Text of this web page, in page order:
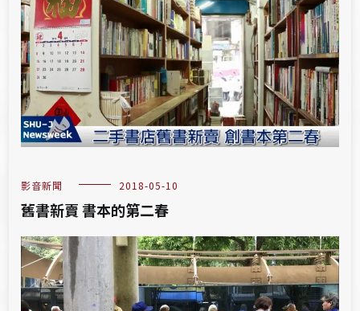
影音新聞 2018-05-10
舊書新賣 書本的第二春